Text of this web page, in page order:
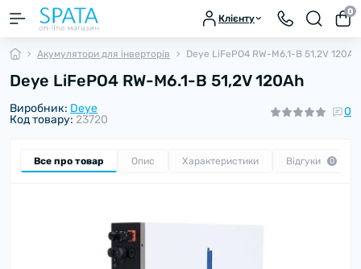
Клієнту
0
Акумулятори для інверторів Deye LiFePO4 RW-M6.1-B 51,2V 120Ah
Deye LiFePO4 RW-M6.1-B 51,2V 120Ah
Виробник: Deye
Код товару: 23720
0
Все про товар Опис Характеристики Відгуки 0